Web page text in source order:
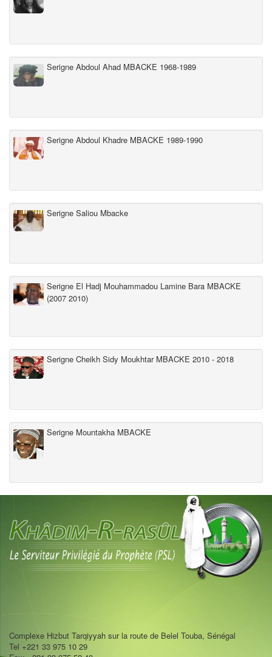
Serigne Abdoul Ahad MBACKE 1968-1989
Serigne Abdoul Khadre MBACKE 1989-1990
Serigne Saliou Mbacke
Serigne El Hadj Mouhammadou Lamine Bara MBACKE
(2007 2010)
Serigne Cheikh Sidy Moukhtar MBACKE 2010 - 2018
Serigne Mountakha MBACKE
Complexe Hizbut Tarqiyyah sur la route de Belel Touba, Sénégal
Tel +221 33 975 10 29